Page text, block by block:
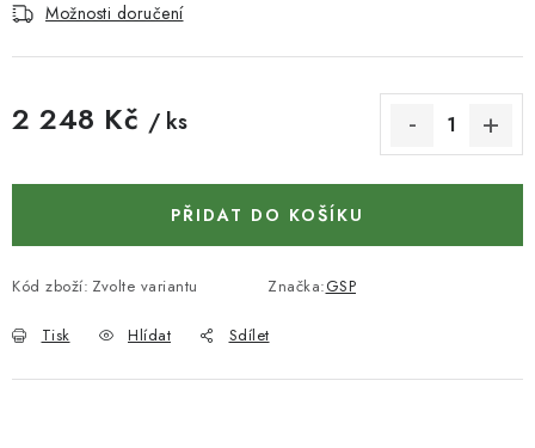
NÁSTROJE PRO STOLAŘE
NÁSTROJE PRO FRÉZOVÁNÍ
NÁSTROJE PRO ŘEZÁNÍ KOVU
POTŘEBUJI DOBRÝ STROJ
Možnosti doručení
2 248 Kč / ks
PŘIDAT DO KOŠÍKU
Kód zboží: Zvolte variantu Značka:GSP
Tisk Hlídat Sdílet